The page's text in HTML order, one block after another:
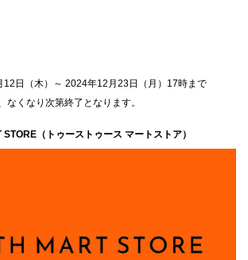
12日（木）～ 2024年12月23日（月）17時まで
くなり次第終了となります。
（トゥーストゥース マートストア）